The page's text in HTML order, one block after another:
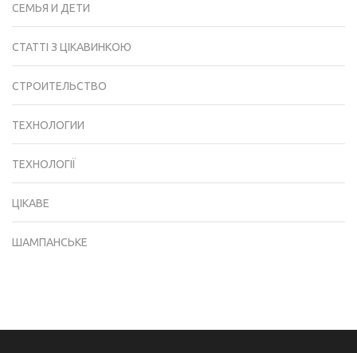
СЕМЬЯ И ДЕТИ
СТАТТІ З ЦІКАВИНКОЮ
СТРОИТЕЛЬСТВО
ТЕХНОЛОГИИ
ТЕХНОЛОГІЇ
ЦІКАВЕ
ШАМПАНСЬКЕ